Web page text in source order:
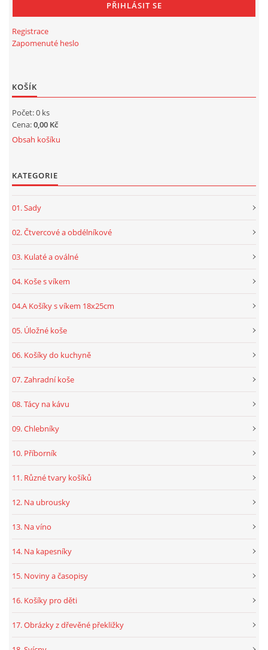
Registrace
Zapomenuté heslo
KOŠÍK
Počet: 0 ks
Cena:0,00 Kč
Obsah košíku
KATEGORIE
01. Sady
02. Čtvercové a obdélníkové
03. Kulaté a oválné
04. Koše s víkem
04.A Košíky s víkem 18x25cm
05. Úložné koše
06. Košíky do kuchyně
07. Zahradní koše
08. Tácy na kávu
09. Chlebníky
10. Příborník
11. Různé tvary košíků
12. Na ubrousky
13. Na víno
14. Na kapesníky
15. Noviny a časopisy
16. Košíky pro děti
17. Obrázky z dřevěné překližky